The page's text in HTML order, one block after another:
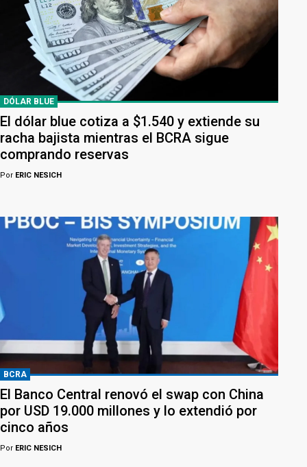
DÓLAR BLUE
El dólar blue cotiza a $1.540 y extiende su
racha bajista mientras el BCRA sigue
comprando reservas
Por ERIC NESICH
BCRA
El Banco Central renovó el swap con China
por USD 19.000 millones y lo extendió por
cinco años
Por ERIC NESICH